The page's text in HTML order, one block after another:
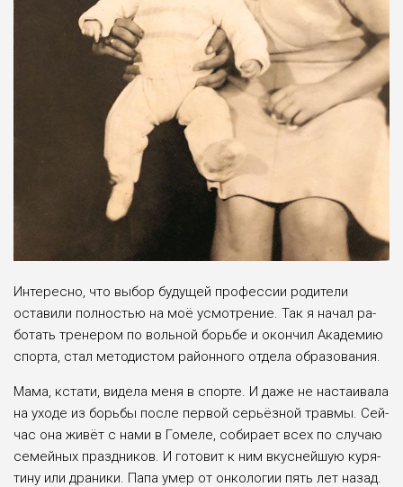
Интересно, что выбор бу­дущей профессии родители
оставили полностью на моё усмотрение. Так я начал ра­
ботать тренером по вольной борьбе и окончил Акаде­мию
спорта, стал ме­тодистом районного отдела образования.
Мама, кстати, видела меня в спорте. И даже не настаивала
на ухо­де из борьбы по­сле первой серьёз­ной травмы. Сей­
час она живёт с на­ми в Гомеле, собирает всех по случаю
семей­ных праздников. И гото­вит к ним вкуснейшую куря­
тину или драники. Папа умер от онкологии пять лет назад.